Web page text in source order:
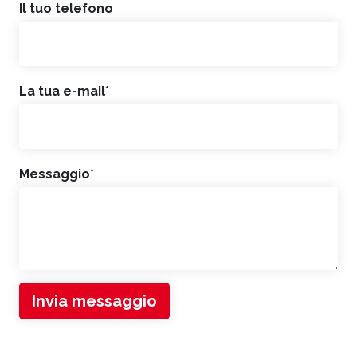
Il tuo telefono
La tua e-mail*
Messaggio*
Invia messaggio